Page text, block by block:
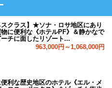
スクラス】★ソナ・ロサ地区にあり
に便利な《ホテルPF》＆静かなで
チに面したリゾート...
963,000円～1,068,000円
利な歴史地区のホテル《エル・メ